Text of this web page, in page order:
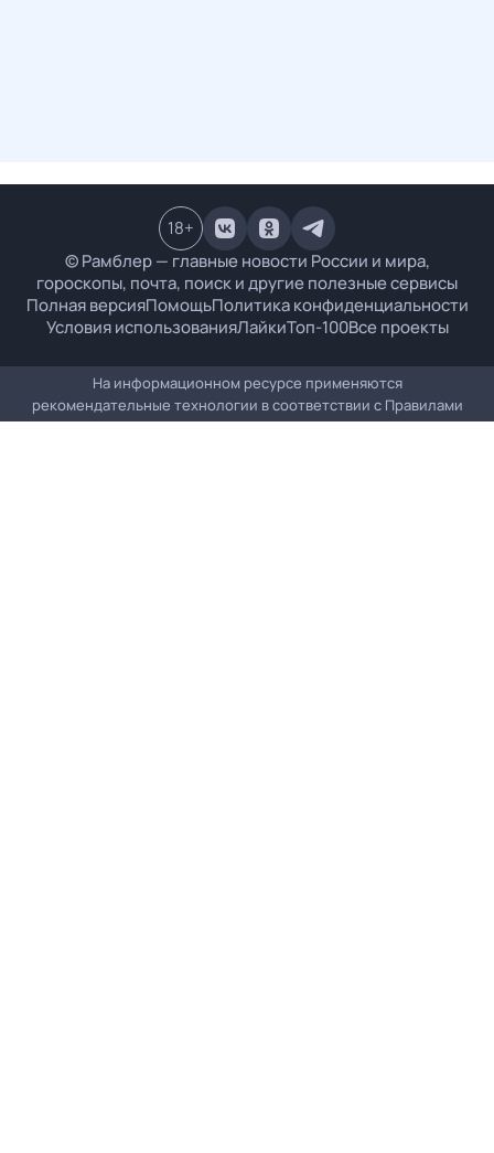
© Рамблер — главные новости России и мира,
гороскопы, почта, поиск и другие полезные сервисы
Полная версияПомощьПолитика конфиденциальности
Условия использованияЛайкиТоп-100Все проекты
18+
На информационном ресурсе применяются
рекомендательные технологии в соответствии с Правилами